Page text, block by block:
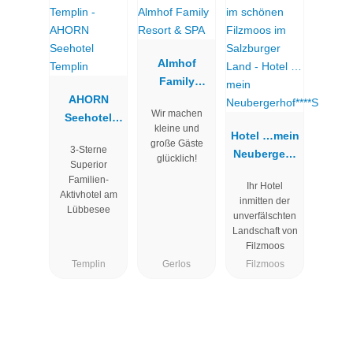
AHORN
Seehotel
3-Sterne
Superior
Familien-
Aktivhotel am
Lübbesee
Templin
Almhof
Family
SPA
Wir machen
kleine und
große Gäste
glücklich!
Gerlos
Hotel …mein
Neubergerh
Ihr Hotel
inmitten der
unverfälschten
Landschaft von
Filzmoos
Filzmoos